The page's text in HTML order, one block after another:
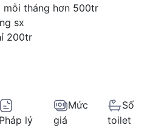
mỗi tháng hơn 500tr
sx
200tr
Pháp lý
Mức
giá
Số
toilet